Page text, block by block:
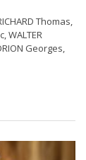
Thomas,
WALTER
Georges,